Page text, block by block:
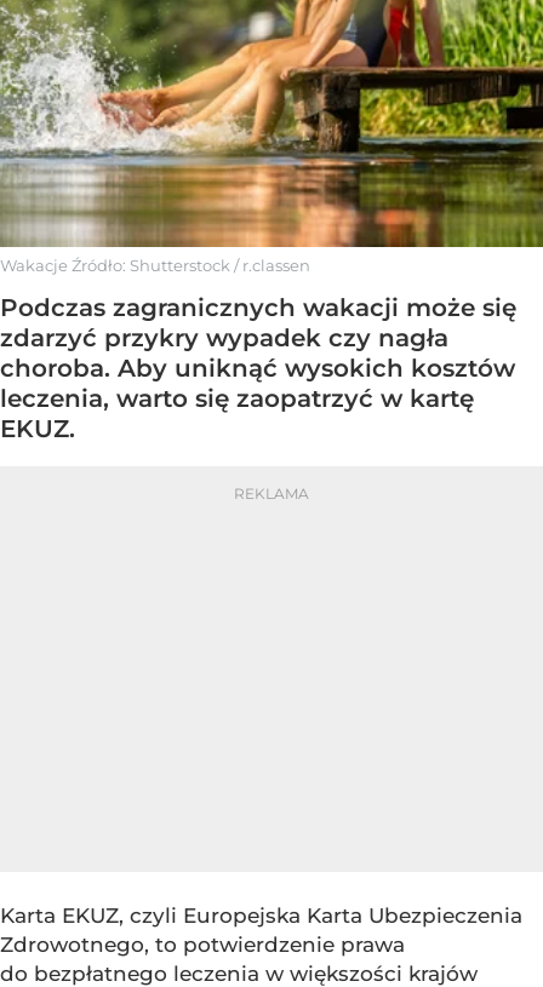
Wakacje Źródło: Shutterstock /r.classen
Podczas zagranicznych wakacji może się
zdarzyć przykry wypadek czy nagła
choroba. Aby uniknąć wysokich kosztów
leczenia, warto się zaopatrzyć w kartę
EKUZ.
Karta EKUZ, czyli Europejska Karta Ubezpieczenia
Zdrowotnego, to potwierdzenie prawa
do bezpłatnego leczenia w większości krajów